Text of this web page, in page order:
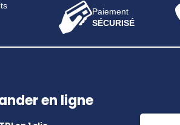
Paiement
SÉCURISÉ
en ligne